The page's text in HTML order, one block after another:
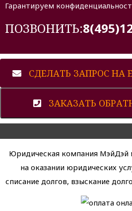
Гарантируем
ПОЗВОНИТЬ:
СДЕЛАТЬ ЗАПРОС НА
ЗАКАЗАТЬ
Юридическая компания МэйДэй
на оказании юридических
списание долгов, взыскание